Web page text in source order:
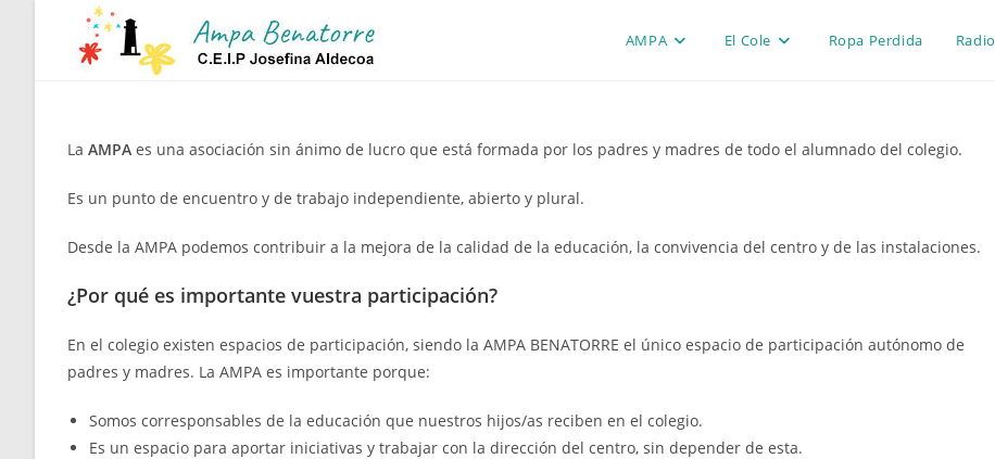
AMPA El Cole Ropa Perdida Radio
La AMPA es una asociación sin ánimo de lucro que está formada por los padres y madres de todo el alumnado del colegio.
Es un punto de encuentro y de trabajo independiente, abierto y plural.
Desde la AMPA podemos contribuir a la mejora de la calidad de la educación, la convivencia del centro y de las instalaciones.
¿Por qué es importante vuestra participación?
En el colegio existen espacios de participación, siendo la AMPA BENATORRE el único espacio de participación autónomo de
padres y madres. La AMPA es importante porque:
Somos corresponsables de la educación que nuestros hijos/as reciben en el colegio.
Es un espacio para aportar iniciativas y trabajar con la dirección del centro, sin depender de esta.